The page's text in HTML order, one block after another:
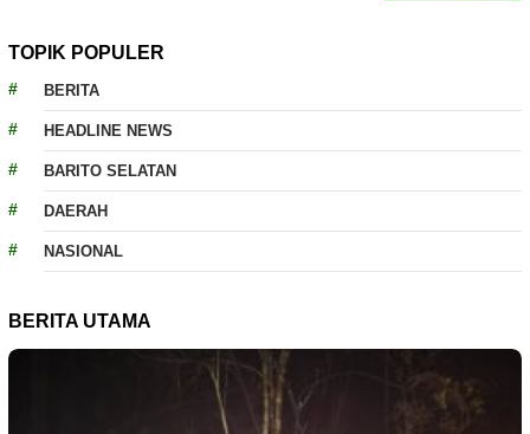
TOPIK POPULER
BERITA
HEADLINE NEWS
BARITO SELATAN
DAERAH
NASIONAL
BERITA UTAMA